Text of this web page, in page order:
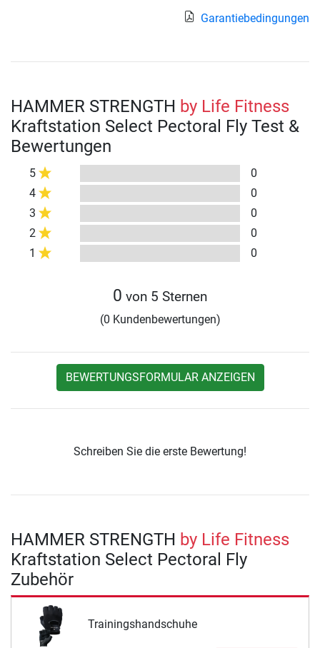
Garantiebedingungen
HAMMER STRENGTH by Life Fitness
Kraftstation Select Pectoral Fly Test &
Bewertungen
5
0
4
0
3
0
2
0
1
0
0 von 5 Sternen
(0 Kundenbewertungen)
BEWERTUNGSFORMULAR ANZEIGEN
Schreiben Sie die erste Bewertung!
HAMMER STRENGTH by Life Fitness
Kraftstation Select Pectoral Fly
Zubehör
Trainingshandschuhe